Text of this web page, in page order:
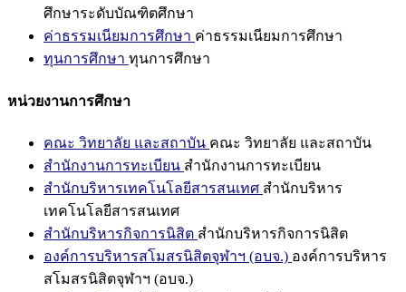
ศึกษาระดับบัณฑิตศึกษา
ค่าธรรมเนียมการศึกษา ค่าธรรมเนียมการศึกษา
ทุนการศึกษา ทุนการศึกษา
หน่วยงานการศึกษา
คณะ วิทยาลัย และสถาบัน คณะ วิทยาลัย และสถาบัน
สำนักงานการทะเบียน สำนักงานการทะเบียน
สำนักบริหารเทคโนโลยีสารสนเทศ สำนักบริหาร
เทคโนโลยีสารสนเทศ
สำนักบริหารกิจการนิสิต สำนักบริหารกิจการนิสิต
องค์การบริหารสโมสรนิสิตจุฬาฯ (อบจ.) องค์การบริหาร
สโมสรนิสิตจุฬาฯ (อบจ.)